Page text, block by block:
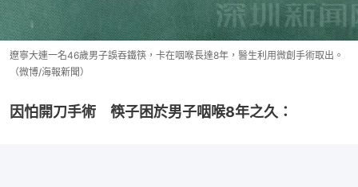
遼寧大連一名46歲男子誤吞鐵筷，卡在咽喉長達8年，醫生利用微創手術取出。
（微博/海報新聞）
因怕開刀手術　筷子困於男子咽喉8年之久：